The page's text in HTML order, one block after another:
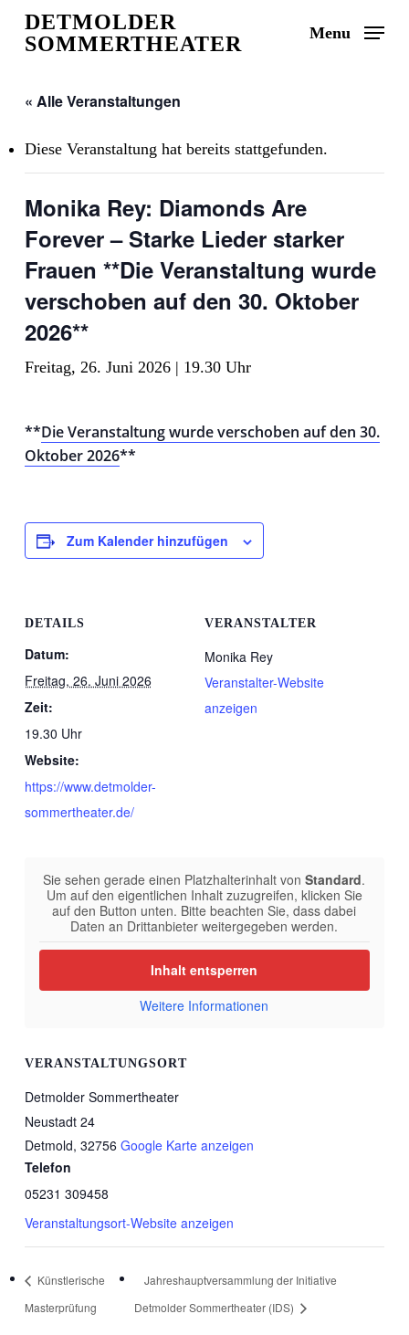
SkipDETMOLDER
SOMMERTHEATER
Menu
« Alle Veranstaltungen
Diese Veranstaltung hat bereits stattgefunden.
Monika Rey: Diamonds Are
Forever – Starke Lieder starker
Frauen **Die Veranstaltung wurde
verschoben auf den 30. Oktober
2026**
Freitag, 26. Juni 2026 | 19.30 Uhr
**Die Veranstaltung wurde verschoben auf den 30.
Oktober 2026**
Zum Kalender hinzufügen
DETAILS
Datum:
Freitag, 26. Juni 2026
Zeit:
19.30 Uhr
Website:
https://www.detmolder-
sommertheater.de/
VERANSTALTER
Monika Rey
Veranstalter-Website
anzeigen
VERANSTALTUNGSORT
Detmolder Sommertheater
Neustadt 24
Detmold, 32756 Google Karte anzeigen
Telefon
05231 309458
Veranstaltungsort-Website anzeigen
Sie sehen gerade einen Platzhalterinhalt vonStandard.
Um auf den eigentlichen Inhalt zuzugreifen, klicken Sie
auf den Button unten. Bitte beachten Sie, dass dabei
Daten an Drittanbieter weitergegeben werden.
Inhalt entsperren
Weitere Informationen
Künstlerische
Masterprüfung
Jahreshauptversammlung der Initiative
Detmolder Sommertheater (IDS)